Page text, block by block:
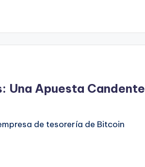
Una Apuesta Candente
de tesorería de Bitcoin